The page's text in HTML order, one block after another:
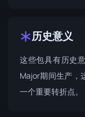
历史意义
这些包具有历史
Major期间生产，
一个重要转折点。